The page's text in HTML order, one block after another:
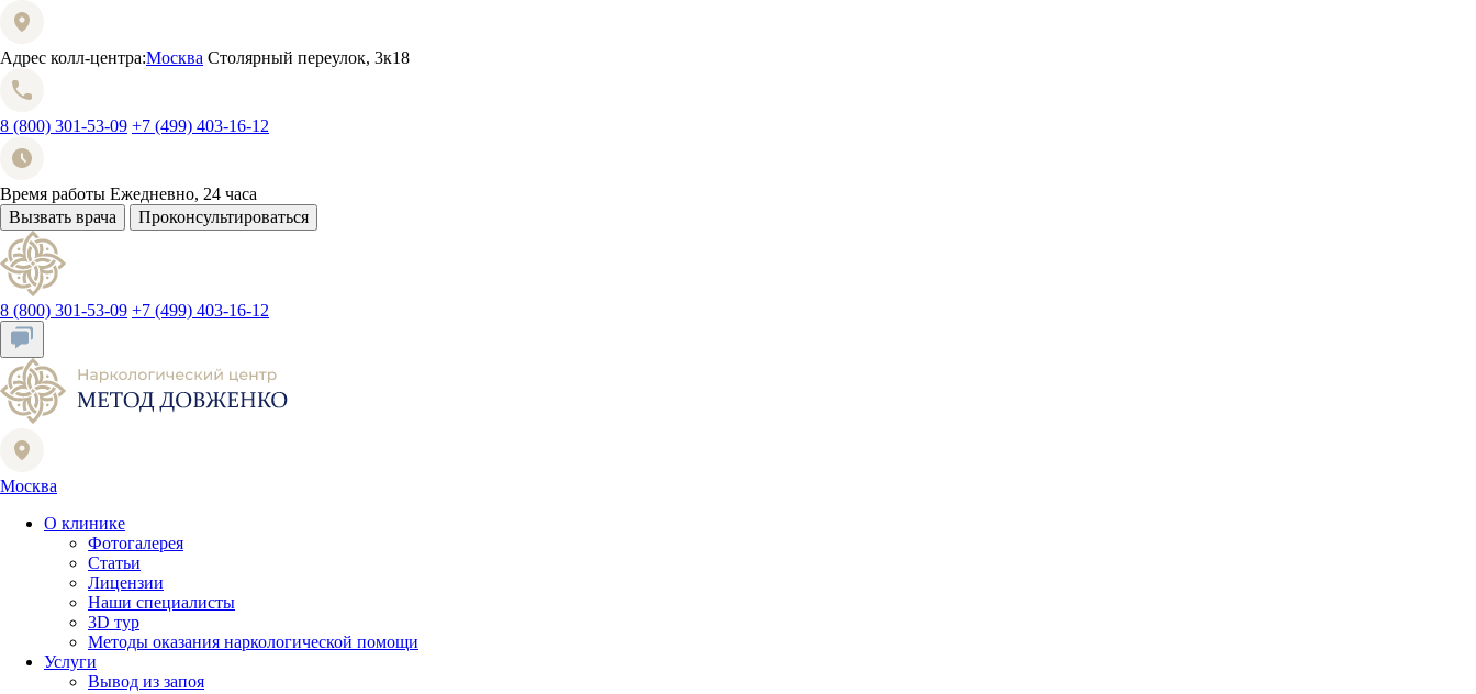
Адрес колл-центра:Москва Столярный переулок, 3к18
8 (800) 301-53-09 +7 (499) 403-16-12
Время работы Ежедневно, 24 часа
Вызвать врача
Проконсультироваться
8 (800) 301-53-09 +7 (499) 403-16-12
Москва
О клинике
Фотогалерея
Статьи
Лицензии
Наши специалисты
3D тур
Методы оказания наркологической помощи
Услуги
Вывод из запоя